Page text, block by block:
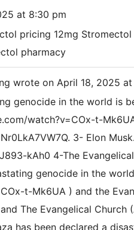
at 8:30 pm
pricing 12mg
pharmacy
wrote on April 18, 2025 at
genocide in the world is
watch?v=COx-t-
3- Elon
kAh0 4-The
genocide in the
t-Mk6UA ) and the
The Evangelical
has been declared a